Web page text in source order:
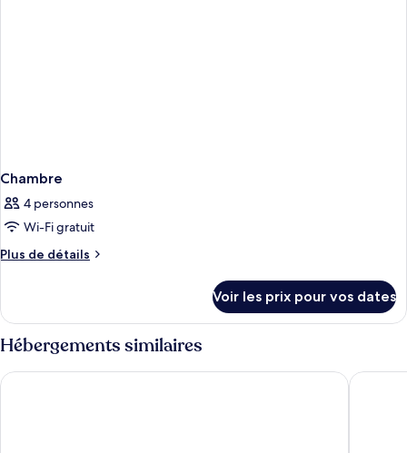
Chambre
4 personnes
Wi-Fi gratuit
Plus de détails
Plus
le
type
de
chambre
Chambre
Voir les prix pour vos dates
Hébergements similaires
Milos Cove Portiani